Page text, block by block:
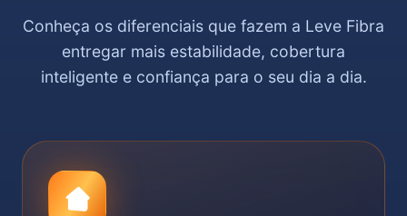
Conheça os diferenciais que fazem a Leve Fibra
entregar mais estabilidade, cobertura
inteligente e confiança para o seu dia a dia.